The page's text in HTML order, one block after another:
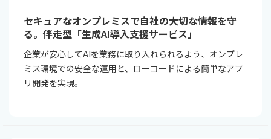
セキュアなオンプレミスで自社の大切な情報を守
る。伴走型「生成AI導入支援サービス」
企業が安心してAIを業務に取り入れられるよう、オンプレ
ミス環境での安全な運用と、ローコードによる簡単なアプ
リ開発を実現。